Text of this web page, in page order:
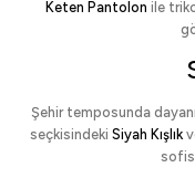
Keten Pantolon ile
Şehir temposunda
seçkisindeki Siyah Kışlık